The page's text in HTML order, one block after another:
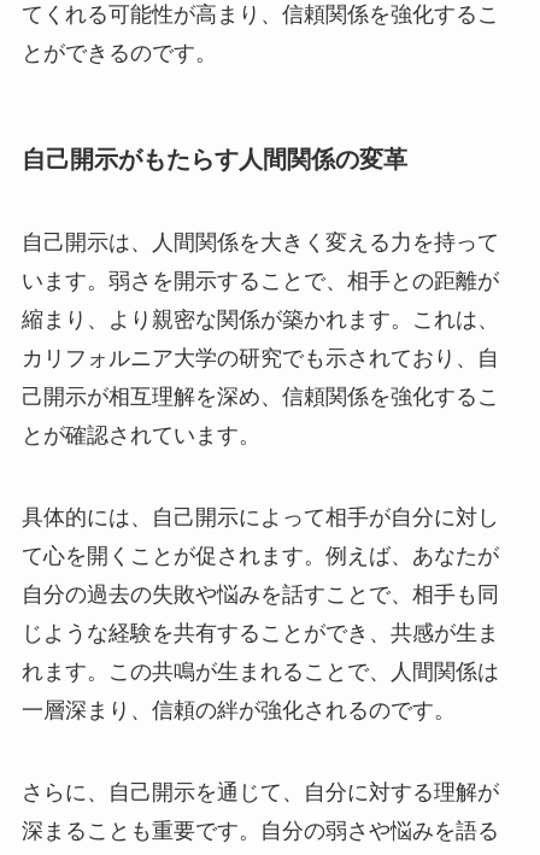
てくれる可能性が高まり、信頼関係を強化するこ
とができるのです。
自己開示がもたらす人間関係の変革
自己開示は、人間関係を大きく変える力を持って
います。弱さを開示することで、相手との距離が
縮まり、より親密な関係が築かれます。これは、
カリフォルニア大学の研究でも示されており、自
己開示が相互理解を深め、信頼関係を強化するこ
とが確認されています。
具体的には、自己開示によって相手が自分に対し
て心を開くことが促されます。例えば、あなたが
自分の過去の失敗や悩みを話すことで、相手も同
じような経験を共有することができ、共感が生ま
れます。この共鳴が生まれることで、人間関係は
一層深まり、信頼の絆が強化されるのです。
さらに、自己開示を通じて、自分に対する理解が
深まることも重要です。自分の弱さや悩みを語る